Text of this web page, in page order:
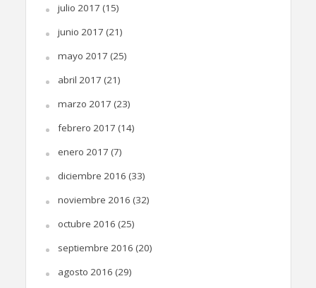
julio 2017 (15)
junio 2017 (21)
mayo 2017 (25)
abril 2017 (21)
marzo 2017 (23)
febrero 2017 (14)
enero 2017 (7)
diciembre 2016 (33)
noviembre 2016 (32)
octubre 2016 (25)
septiembre 2016 (20)
agosto 2016 (29)